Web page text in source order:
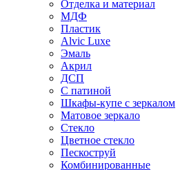
Отделка и материал
МДФ
Пластик
Alvic Luxe
Эмаль
Акрил
ДСП
С патиной
Шкафы-купе с зеркалом
Матовое зеркало
Стекло
Цветное стекло
Пескоструй
Комбинированные